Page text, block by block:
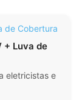
+ Luva de
eletricistas e